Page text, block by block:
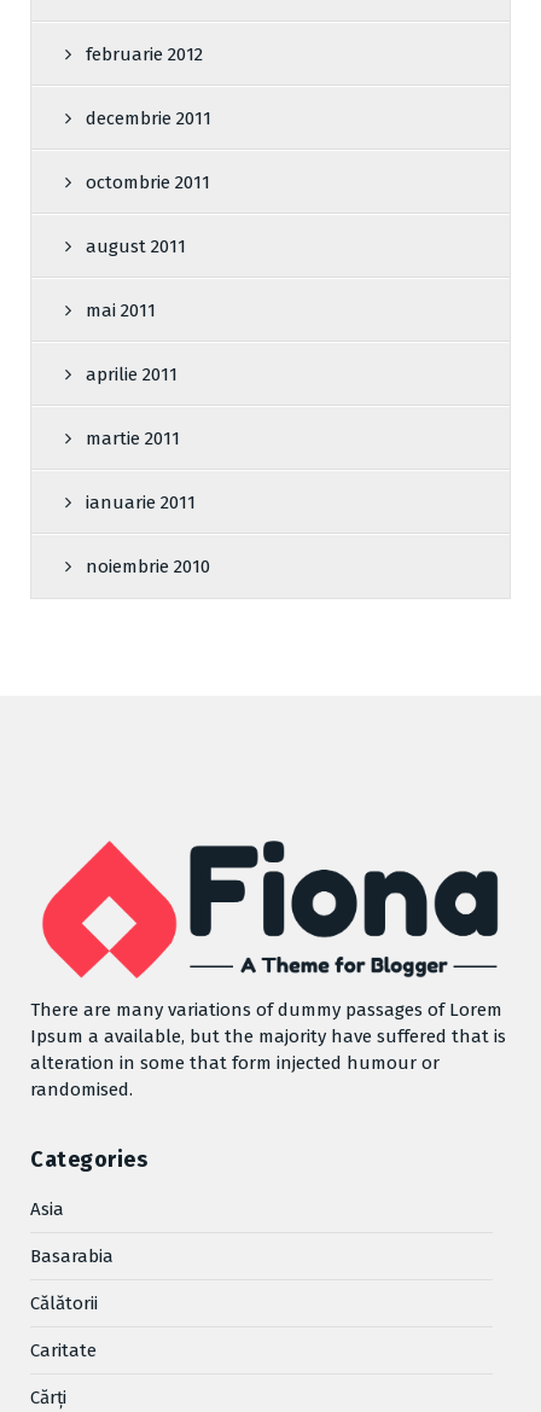
februarie 2012
decembrie 2011
octombrie 2011
august 2011
mai 2011
aprilie 2011
martie 2011
ianuarie 2011
noiembrie 2010
There are many variations of dummy passages of Lorem
Ipsum a available, but the majority have suffered that is
alteration in some that form injected humour or
randomised.
Categories
Asia
Basarabia
Cǎlǎtorii
Caritate
Cărţi